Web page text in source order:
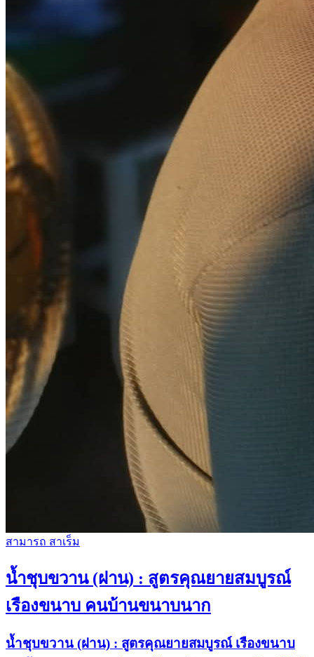
สามารถ สาเร็ม
น้ำชุบขวาน (ฝาน) : สูตรคุณยายสมบูรณ์
เรืองขนาบ คนบ้านขนาบนาก
น้ำชุบขวาน (ฝาน) : สูตรคุณยายสมบูรณ์ เรืองขนาบ